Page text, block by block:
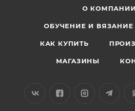
О КОМПАНИИ
ОБУЧЕНИЕ И ВЯЗАНИЕ
КАК КУПИТЬ
МАГАЗИНЫ